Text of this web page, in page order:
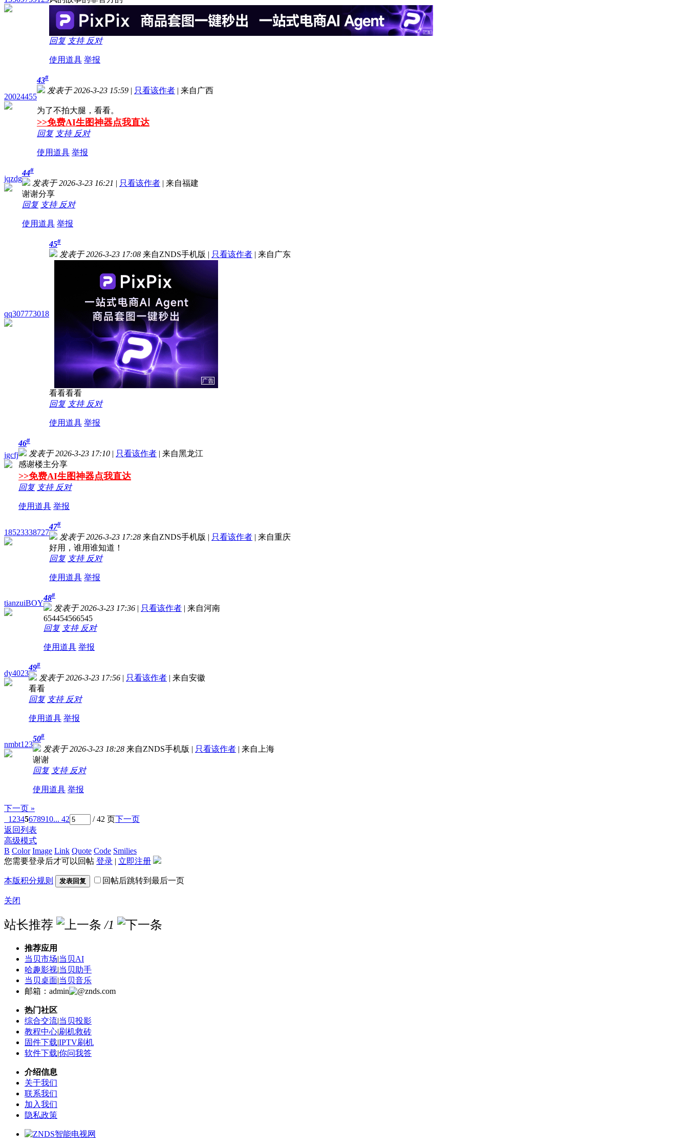
回复 支持 反对
使用道具 举报
20024455
43#
发表于 2026-3-23 15:59 | 只看该作者 | 来自广西
为了不拍大腿，看看。
>>免费AI生图神器点我直达
回复 支持 反对
使用道具 举报
jqzdg
44#
发表于 2026-3-23 16:21 | 只看该作者 | 来自福建
谢谢分享
回复 支持 反对
使用道具 举报
qq307773018
45#
发表于 2026-3-23 17:08 来自ZNDS手机版 | 只看该作者 | 来自广东
看看看看
回复 支持 反对
使用道具 举报
jgcfj
46#
发表于 2026-3-23 17:10 | 只看该作者 | 来自黑龙江
感谢楼主分享
>>免费AI生图神器点我直达
回复 支持 反对
使用道具 举报
18523338727
47#
发表于 2026-3-23 17:28 来自ZNDS手机版 | 只看该作者 | 来自重庆
好用，谁用谁知道！
回复 支持 反对
使用道具 举报
tianzuiBOY
48#
发表于 2026-3-23 17:36 | 只看该作者 | 来自河南
654454566545
回复 支持 反对
使用道具 举报
dy4023
49#
发表于 2026-3-23 17:56 | 只看该作者 | 来自安徽
看看
回复 支持 反对
使用道具 举报
nmbt123
50#
发表于 2026-3-23 18:28 来自ZNDS手机版 | 只看该作者 | 来自上海
谢谢
回复 支持 反对
使用道具 举报
下一页 »
1 2345678910... 42 / 42 页下一页
返回列表
高级模式
B Color Image Link Quote Code Smilies
您需要登录后才可以回帖 登录 | 立即注册
本版积分规则 发表回复 回帖后跳转到最后一页
关闭
站长推荐 /1
推荐应用
当贝市场|当贝AI
哈趣影视|当贝助手
当贝桌面|当贝音乐
邮箱：admin
znds.com
热门社区
综合交流|当贝投影
教程中心|刷机救砖
固件下载|IPTV刷机
软件下载|你问我答
介绍信息
关于我们
联系我们
加入我们
隐私政策